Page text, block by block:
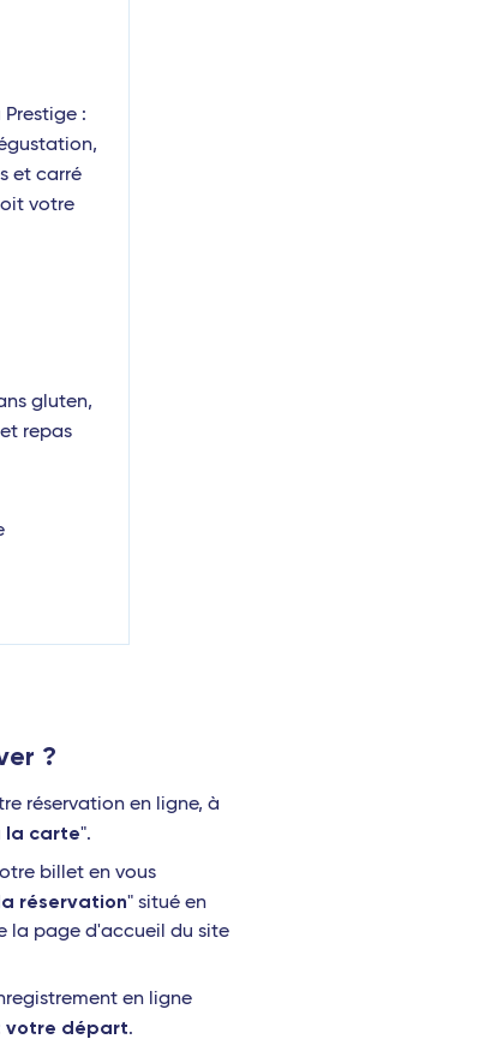
:
et carré
votre
gluten,
repas
?
réservation en ligne, à
la carte".
billet en vous
réservation" situé en
la page d'accueil du site
en ligne
votre départ.